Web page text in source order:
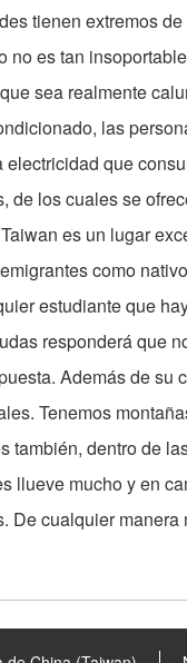
tienen extremos
no es tan
sea realmente
las
que
de los cuales se
es un lugar
como
estudiante que
responderá que
Además de su
Tenemos
también, dentro de
llueve mucho y en
De cualquier